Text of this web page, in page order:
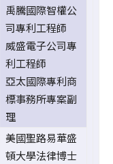
禹騰國際智權公
司專利工程師
威盛電子公司專
利工程師
亞太國際專利商
標事務所專案副
理
美國聖路易華盛
頓大學法律博士